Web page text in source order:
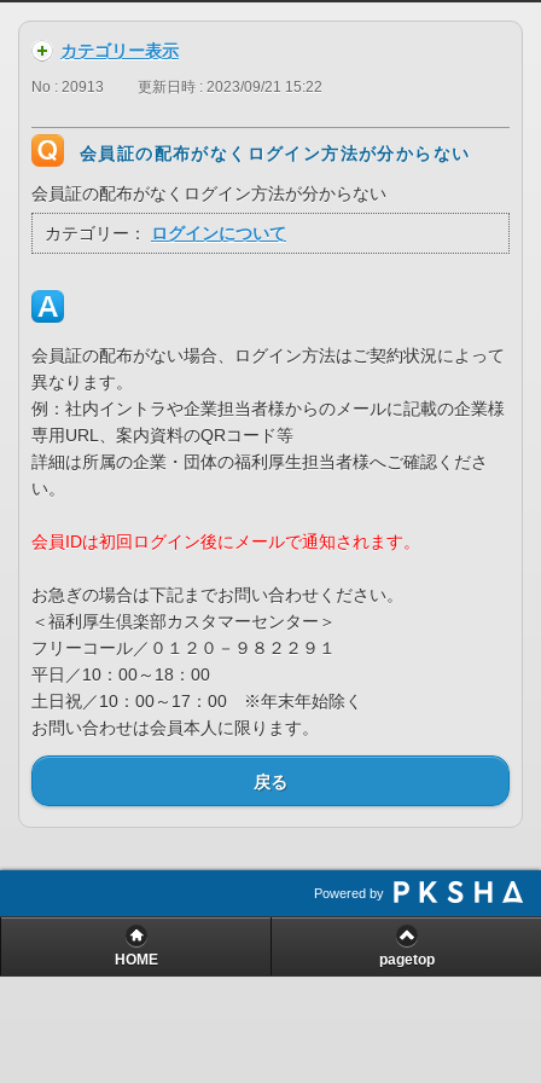
カテゴリー表示
No : 20913 更新日時 : 2023/09/21 15:22
会員証の配布がなくログイン方法が分からない
会員証の配布がなくログイン方法が分からない
カテゴリー： ログインについて
会員証の配布がない場合、ログイン方法はご契約状況によって
異なります。
例：社内イントラや企業担当者様からのメールに記載の企業様
専用URL、案内資料のQRコード等
詳細は所属の企業・団体の福利厚生担当者様へご確認くださ
い。
会員IDは初回ログイン後にメールで通知されます。
お急ぎの場合は下記までお問い合わせください。
＜福利厚生倶楽部カスタマーセンター＞
フリーコール／０１２０－９８２２９１
平日／10：00～18：00
土日祝／10：00～17：00 ※年末年始除く
お問い合わせは会員本人に限ります。
戻る
Powered by
HOME pagetop